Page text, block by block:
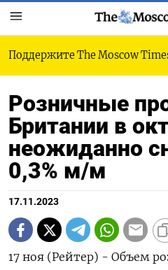
Поддержите The Moscow
Розничные
Британии в
неожиданно
0,3% м/м
17.11.2023
17 ноя (Рейтер) - Объем